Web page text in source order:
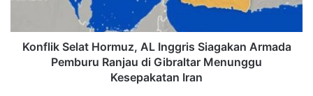
Konflik Selat Hormuz, AL Inggris Siagakan Armada
Pemburu Ranjau di Gibraltar Menunggu
Kesepakatan Iran